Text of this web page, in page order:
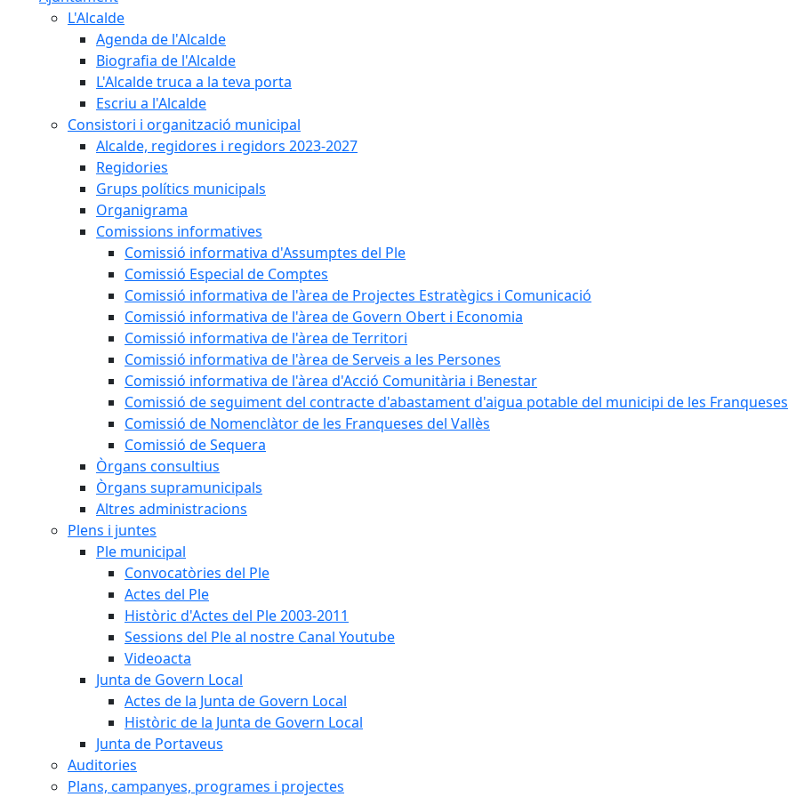
L'Alcalde
Agenda de l'Alcalde
Biografia de l'Alcalde
L'Alcalde truca a la teva porta
Escriu a l'Alcalde
Consistori i organització municipal
Alcalde, regidores i regidors 2023-2027
Regidories
Grups polítics municipals
Organigrama
Comissions informatives
Comissió informativa d'Assumptes del Ple
Comissió Especial de Comptes
Comissió informativa de l'àrea de Projectes Estratègics i Comunicació
Comissió informativa de l'àrea de Govern Obert i Economia
Comissió informativa de l'àrea de Territori
Comissió informativa de l'àrea de Serveis a les Persones
Comissió informativa de l'àrea d'Acció Comunitària i Benestar
Comissió de seguiment del contracte d'abastament d'aigua potable del municipi de les Franqueses
Comissió de Nomenclàtor de les Franqueses del Vallès
Comissió de Sequera
Òrgans consultius
Òrgans supramunicipals
Altres administracions
Plens i juntes
Ple municipal
Convocatòries del Ple
Actes del Ple
Històric d'Actes del Ple 2003-2011
Sessions del Ple al nostre Canal Youtube
Videoacta
Junta de Govern Local
Actes de la Junta de Govern Local
Històric de la Junta de Govern Local
Junta de Portaveus
Auditories
Plans, campanyes, programes i projectes